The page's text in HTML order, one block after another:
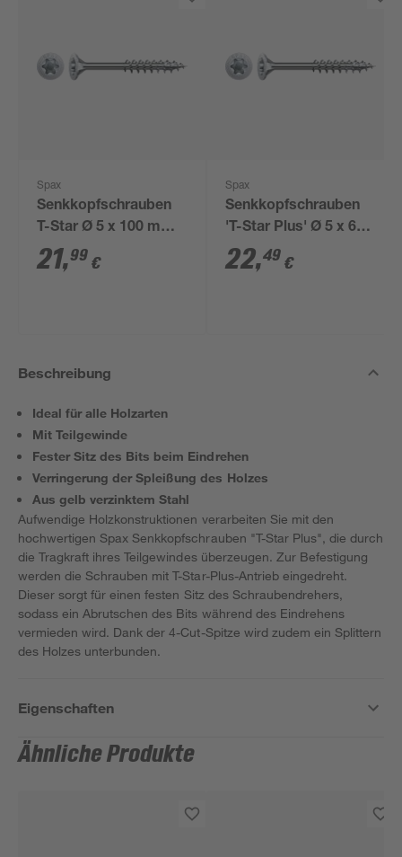
Spax
Senkkopfschrauben
T-Star Ø 5 x 100 mm
100 Stück
21,99 €
Spax
Senkkopfschrauben
'T-Star Plus' Ø 5 x 60
mm 250 Stück
22,49 €
Beschreibung
Ideal für alle Holzarten
Mit Teilgewinde
Fester Sitz des Bits beim Eindrehen
Verringerung der Spleißung des Holzes
Aus gelb verzinktem Stahl
Aufwendige Holzkonstruktionen verarbeiten Sie mit den
hochwertigen Spax Senkkopfschrauben "T-Star Plus", die durch
die Tragkraft ihres Teilgewindes überzeugen. Zur Befestigung
werden die Schrauben mit T-Star-Plus-Antrieb eingedreht.
Dieser sorgt für einen festen Sitz des Schraubendrehers,
sodass ein Abrutschen des Bits während des Eindrehens
vermieden wird. Dank der 4-Cut-Spitze wird zudem ein Splittern
des Holzes unterbunden.
Eigenschaften
Ähnliche Produkte